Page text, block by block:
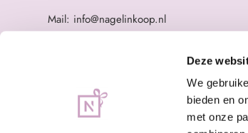
Deze
We
bieden en
met onze
Mail: info@nagelinkoop.nl
BTW nummer: NL863104678B01